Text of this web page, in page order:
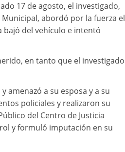
17 de agosto, el investigado,
abordó por la fuerza el
bajó del vehículo e intentó
en tanto que el investigado
amenazó a su esposa y a su
policiales y realizaron su
del Centro de Justicia
y formuló imputación en su